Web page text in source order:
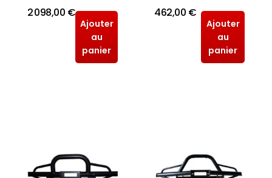
2 098,00 €
Ajouter
au
panier
462,00 €
Ajouter
au
panier